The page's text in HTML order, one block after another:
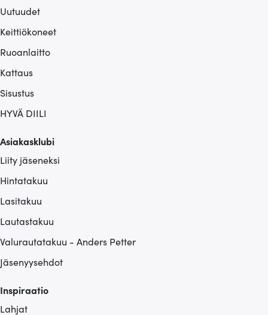
Uutuudet
Keittiökoneet
Ruoanlaitto
Kattaus
Sisustus
HYVÄ DIILI
Asiakasklubi
Liity jäseneksi
Hintatakuu
Lasitakuu
Lautastakuu
Valurautatakuu - Anders Petter
Jäsenyysehdot
Inspiraatio
Lahjat